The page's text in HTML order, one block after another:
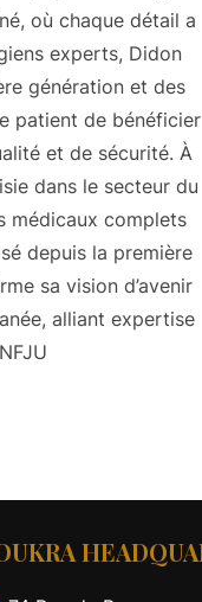
où chaque détail a
experts, Didon
génération et des
patient de bénéficier
et de sécurité. À
dans le secteur du
médicaux complets
depuis la première
sa vision d’avenir
alliant expertise